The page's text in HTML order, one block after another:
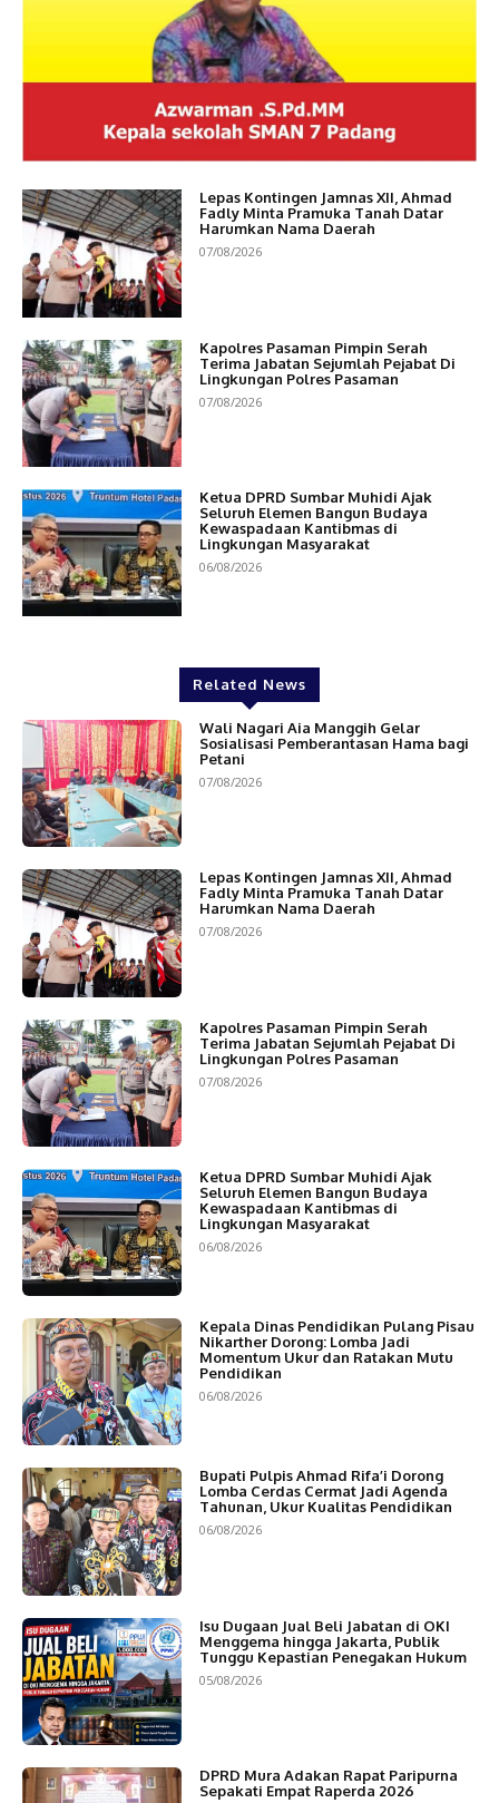
Lepas Kontingen Jamnas XII, Ahmad
Fadly Minta Pramuka Tanah Datar
Harumkan Nama Daerah
07/08/2026
Kapolres Pasaman Pimpin Serah
Terima Jabatan Sejumlah Pejabat Di
Lingkungan Polres Pasaman
07/08/2026
Ketua DPRD Sumbar Muhidi Ajak
Seluruh Elemen Bangun Budaya
Kewaspadaan Kantibmas di
Lingkungan Masyarakat
06/08/2026
Related News
Wali Nagari Aia Manggih Gelar
Sosialisasi Pemberantasan Hama bagi
Petani
07/08/2026
Lepas Kontingen Jamnas XII, Ahmad
Fadly Minta Pramuka Tanah Datar
Harumkan Nama Daerah
07/08/2026
Kapolres Pasaman Pimpin Serah
Terima Jabatan Sejumlah Pejabat Di
Lingkungan Polres Pasaman
07/08/2026
Ketua DPRD Sumbar Muhidi Ajak
Seluruh Elemen Bangun Budaya
Kewaspadaan Kantibmas di
Lingkungan Masyarakat
06/08/2026
Kepala Dinas Pendidikan Pulang Pisau
Nikarther Dorong: Lomba Jadi
Momentum Ukur dan Ratakan Mutu
Pendidikan
06/08/2026
Bupati Pulpis Ahmad Rifa’i Dorong
Lomba Cerdas Cermat Jadi Agenda
Tahunan, Ukur Kualitas Pendidikan
06/08/2026
Isu Dugaan Jual Beli Jabatan di OKI
Menggema hingga Jakarta, Publik
Tunggu Kepastian Penegakan Hukum
05/08/2026
DPRD Mura Adakan Rapat Paripurna
Sepakati Empat Raperda 2026